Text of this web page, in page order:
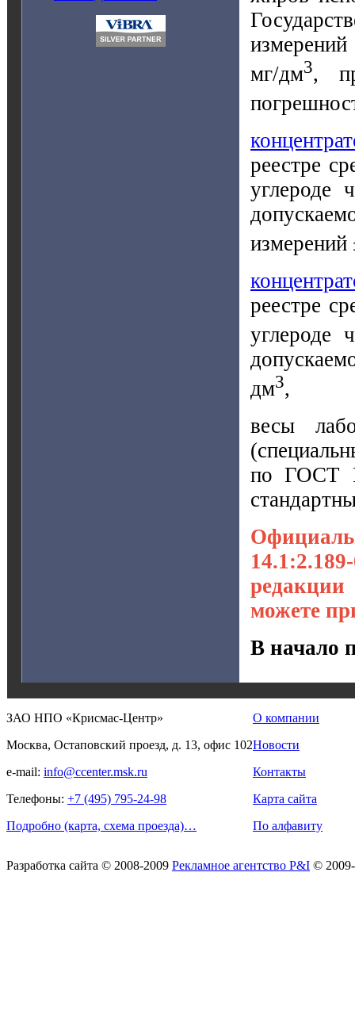
мг/дм3,
реестре
углероде
реестре
углероде
дм3,
весы
по ГОСТ
можете
В начало
ЗАО НПО «Крисмас-Центр»
Москва, Остаповский проезд, д. 13, офис 102
e-mail: info@ccenter.msk.ru
Телефоны: +7 (495) 795-24-98
Подробно (карта, схема проезда)…
О компании
Новости
Контакты
Карта сайта
По алфавиту
Разработка сайта © 2008-2009 Рекламное агентство P&I ©